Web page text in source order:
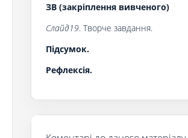
ЗВ (закріплення вивченого)
Слайд19. Творче завдання.
Підсумок.
Рефлексія.